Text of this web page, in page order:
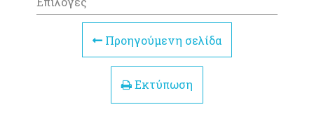
Προηγούμενη σελίδα
Εκτύπωση